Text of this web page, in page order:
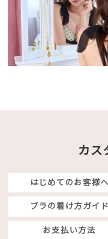
カス
はじめてのお客様へ
ブラの着け方ガイド
お支払い方法